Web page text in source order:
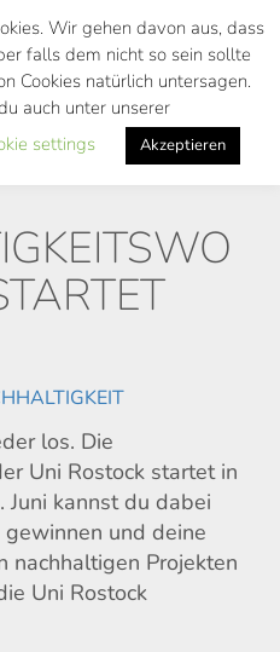
los. Die
Uni Rostock startet in
Juni kannst du dabei
gewinnen und deine
nachhaltigen Projekten
Uni Rostock
Wir gehen davon aus, dass
falls dem nicht so sein sollte
Cookies natürlich untersagen.
auch unter unserer
settings Akzeptieren